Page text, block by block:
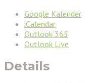
Google Kalender
iCalendar
Outlook 365
Outlook Live
Details